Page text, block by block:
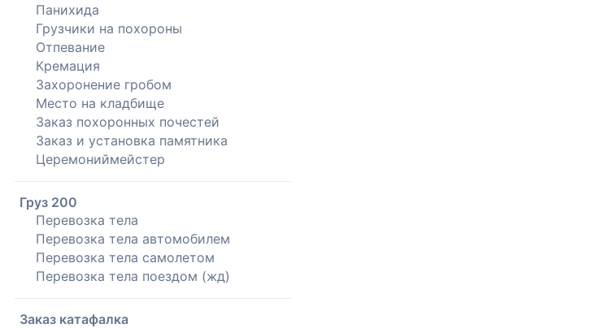
Панихида
Грузчики на похороны
Отпевание
Кремация
Захоронение гробом
Место на кладбище
Заказ похоронных почестей
Заказ и установка памятника
Церемониймейстер
Груз 200
Перевозка тела
Перевозка тела автомобилем
Перевозка тела самолетом
Перевозка тела поездом (жд)
Заказ катафалка